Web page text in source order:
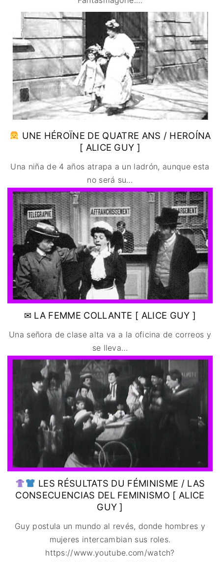
UNE HÉROÏNE DE QUATRE ANS / HEROÍNA
[ ALICE GUY ]
Una niña de 4 años atrapa a un ladrón, aunque esta
no será su…
✉ LA FEMME COLLANTE [ ALICE GUY ]
Una señora de clase alta va a la oficina de correos y
se lleva…
LES RÉSULTATS DU FÉMINISME / LAS
CONSECUENCIAS DEL FEMINISMO [ ALICE
GUY ]
Guy postula un mundo al revés, donde hombres y
mujeres intercambian sus roles.
https://www.youtube.com/watch?